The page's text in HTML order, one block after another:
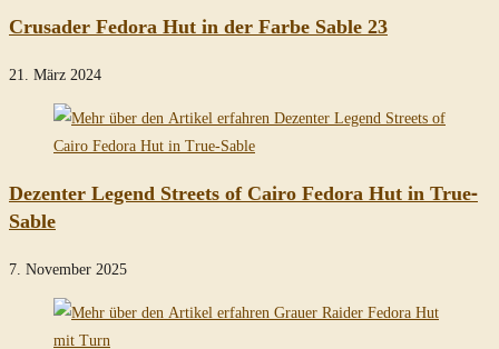
Crusader Fedora Hut in der Farbe Sable 23
21. März 2024
Dezenter Legend Streets of Cairo Fedora Hut in True-
Sable
7. November 2025